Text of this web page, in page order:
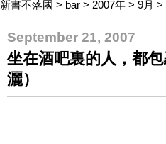
新書不落國 > bar > 2007年 > 9月 >
September 21, 2007
坐在酒吧裏的人，都
灑）